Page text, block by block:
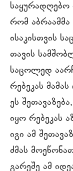
საყურადღებო
რომ აბრაამმა
ისაკისთვის
თავის
საცოლედ
რებეკას
ეს
იყო რებეკას
იგი ამ
ძმას
გარეშე ამ